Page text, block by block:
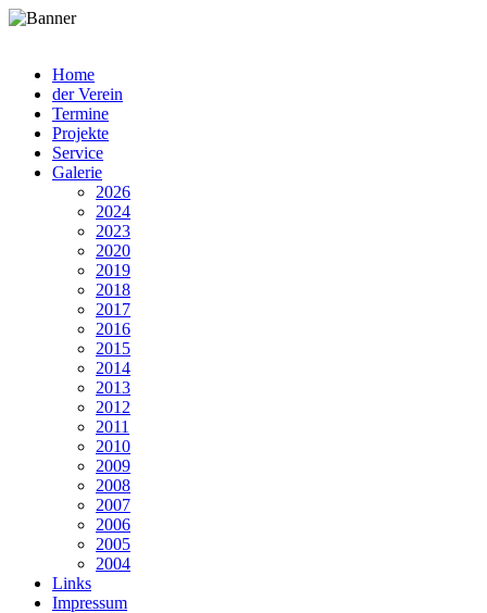
Home
der Verein
Termine
Projekte
Service
Galerie
2026
2024
2023
2020
2019
2018
2017
2016
2015
2014
2013
2012
2011
2010
2009
2008
2007
2006
2005
2004
Links
Impressum